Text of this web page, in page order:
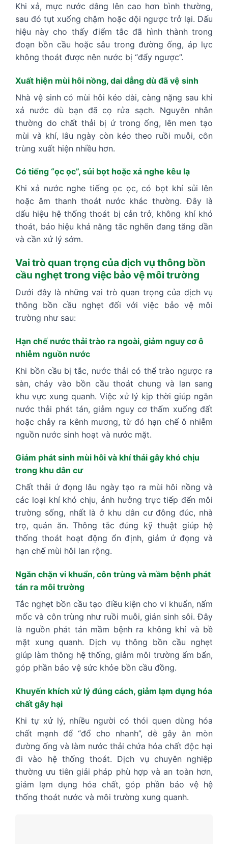
Khi xả, mực nước dâng lên cao hơn bình thường,
sau đó tụt xuống chậm hoặc dội ngược trở lại. Dấu
hiệu này cho thấy điểm tắc đã hình thành trong
đoạn bồn cầu hoặc sâu trong đường ống, áp lực
không thoát được nên nước bị “đẩy ngược”.
Xuất hiện mùi hôi nồng, dai dẳng dù đã vệ sinh
Nhà vệ sinh có mùi hôi kéo dài, càng nặng sau khi
xả nước dù bạn đã cọ rửa sạch. Nguyên nhân
thường do chất thải bị ứ trong ống, lên men tạo
mùi và khí, lâu ngày còn kéo theo ruồi muỗi, côn
trùng xuất hiện nhiều hơn.
Có tiếng “ọc ọc”, sủi bọt hoặc xả nghe kêu lạ
Khi xả nước nghe tiếng ọc ọc, có bọt khí sủi lên
hoặc âm thanh thoát nước khác thường. Đây là
dấu hiệu hệ thống thoát bị cản trở, không khí khó
thoát, báo hiệu khả năng tắc nghẽn đang tăng dần
và cần xử lý sớm.
Vai trò quan trọng của dịch vụ thông bồn
cầu nghẹt trong việc bảo vệ môi trường
Dưới đây là những vai trò quan trọng của dịch vụ
thông bồn cầu nghẹt đối với việc bảo vệ môi
trường như sau:
Hạn chế nước thải trào ra ngoài, giảm nguy cơ ô
nhiễm nguồn nước
Khi bồn cầu bị tắc, nước thải có thể trào ngược ra
sàn, chảy vào bồn cầu thoát chung và lan sang
khu vực xung quanh. Việc xử lý kịp thời giúp ngăn
nước thải phát tán, giảm nguy cơ thấm xuống đất
hoặc chảy ra kênh mương, từ đó hạn chế ô nhiễm
nguồn nước sinh hoạt và nước mặt.
Giảm phát sinh mùi hôi và khí thải gây khó chịu
trong khu dân cư
Chất thải ứ đọng lâu ngày tạo ra mùi hôi nồng và
các loại khí khó chịu, ảnh hưởng trực tiếp đến môi
trường sống, nhất là ở khu dân cư đông đúc, nhà
trọ, quán ăn. Thông tắc đúng kỹ thuật giúp hệ
thống thoát hoạt động ổn định, giảm ứ đọng và
hạn chế mùi hôi lan rộng.
Ngăn chặn vi khuẩn, côn trùng và mầm bệnh phát
tán ra môi trường
Tắc nghẹt bồn cầu tạo điều kiện cho vi khuẩn, nấm
mốc và côn trùng như ruồi muỗi, gián sinh sôi. Đây
là nguồn phát tán mầm bệnh ra không khí và bề
mặt xung quanh. Dịch vụ thông bồn cầu nghẹt
giúp làm thông hệ thống, giảm môi trường ẩm bẩn,
góp phần bảo vệ sức khỏe bồn cầu đồng.
Khuyến khích xử lý đúng cách, giảm lạm dụng hóa
chất gây hại
Khi tự xử lý, nhiều người có thói quen dùng hóa
chất mạnh để “đổ cho nhanh”, dễ gây ăn mòn
đường ống và làm nước thải chứa hóa chất độc hại
đi vào hệ thống thoát. Dịch vụ chuyên nghiệp
thường ưu tiên giải pháp phù hợp và an toàn hơn,
giảm lạm dụng hóa chất, góp phần bảo vệ hệ
thống thoát nước và môi trường xung quanh.